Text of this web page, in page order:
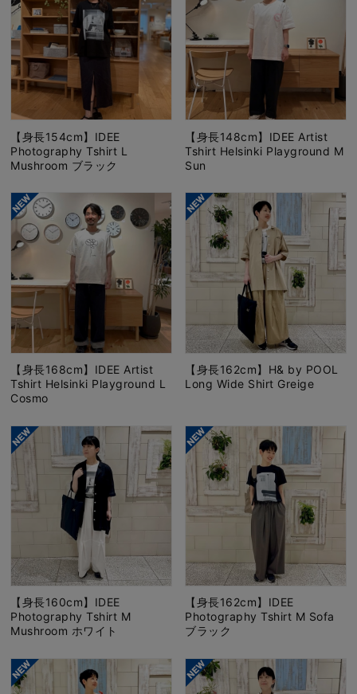
【身長154cm】IDEE
Photography Tshirt L
Mushroom ブラック
【身長148cm】IDEE Artist
Tshirt Helsinki Playground M
Sun
【身長168cm】IDEE Artist
Tshirt Helsinki Playground L
Cosmo
【身長162cm】H& by POOL
Long Wide Shirt Greige
【身長160cm】IDEE
Photography Tshirt M
Mushroom ホワイト
【身長162cm】IDEE
Photography Tshirt M Sofa
ブラック